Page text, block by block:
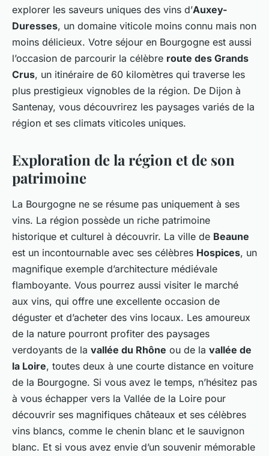
explorer les saveurs uniques des vins d’Auxey-
Duresses, un domaine viticole moins connu mais non
moins délicieux. Votre séjour en Bourgogne est aussi
l’occasion de parcourir la célèbre route des Grands
Crus, un itinéraire de 60 kilomètres qui traverse les
plus prestigieux vignobles de la région. De Dijon à
Santenay, vous découvrirez les paysages variés de la
région et ses climats viticoles uniques.
Exploration de la région et de son
patrimoine
La Bourgogne ne se résume pas uniquement à ses
vins. La région possède un riche patrimoine
historique et culturel à découvrir. La ville de Beaune
est un incontournable avec ses célèbres Hospices, un
magnifique exemple d’architecture médiévale
flamboyante. Vous pourrez aussi visiter le marché
aux vins, qui offre une excellente occasion de
déguster et d’acheter des vins locaux. Les amoureux
de la nature pourront profiter des paysages
verdoyants de la vallée du Rhône ou de la vallée de
la Loire, toutes deux à une courte distance en voiture
de la Bourgogne. Si vous avez le temps, n’hésitez pas
à vous échapper vers la Vallée de la Loire pour
découvrir ses magnifiques châteaux et ses célèbres
vins blancs, comme le chenin blanc et le sauvignon
blanc. Et si vous avez envie d’un souvenir mémorable